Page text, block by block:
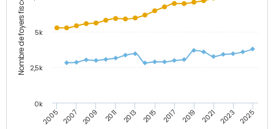
Nombre de foyers fiscaux
2005 2007 2009 2011 2013 2015 2017 2019 2021 2023 2025
0k
2,5k
5k